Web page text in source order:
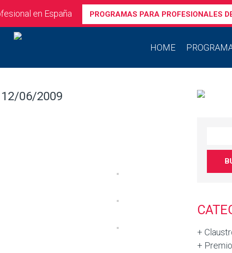
en España PROGRAMAS PARA PROFESIONALES
HOME
06/2009
+
+